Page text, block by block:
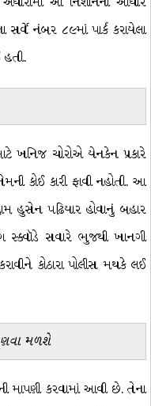
સર્વે નંબર ૮૯માં પાર્ક કરાયેલા
હતી.
ખનિજ ચોરોએ યેનકેન પ્રકારે
કોઈ કારી ફાવી નહોતી. આ
હુસેન પઢિયાર હોવાનું બહાર
સ્ક્વૉડે સવારે ભુજથી ખાનગી
કોઠારા પોલીસ મથકે લઈ
મળશે
માપણી કરવામાં આવી છે. તેના